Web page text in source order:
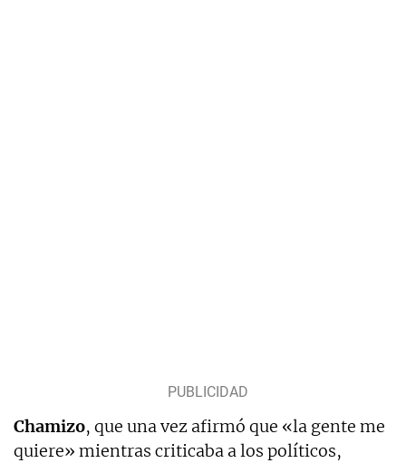
Chamizo, que una vez afirmó que «la gente me
quiere» mientras criticaba a los políticos,